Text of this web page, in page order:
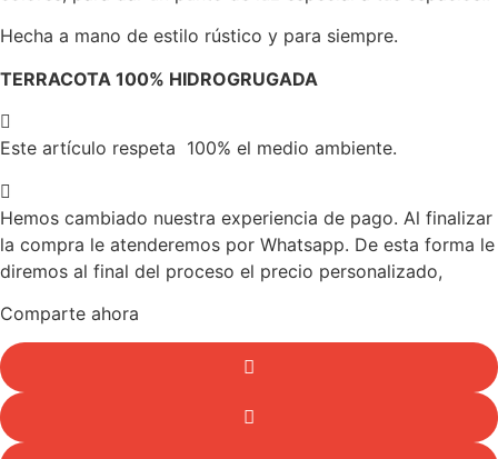
Hecha a mano de estilo rústico y para siempre.
TERRACOTA 100% HIDROGRUGADA
Este artículo respeta 100% el medio ambiente.
Hemos cambiado nuestra experiencia de pago. Al finalizar
la compra le atenderemos por Whatsapp. De esta forma le
diremos al final del proceso el precio personalizado,
Comparte ahora